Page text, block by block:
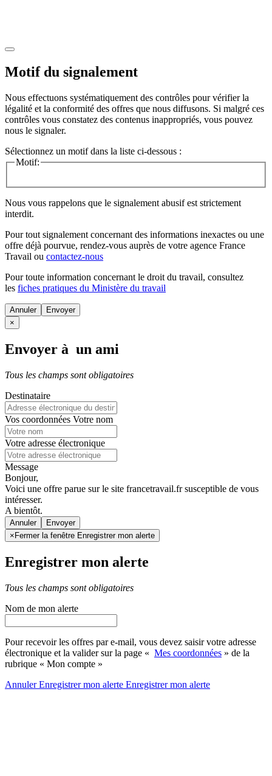
Motif du signalement
Nous effectuons systématiquement des contrôles pour vérifier la
légalité et la conformité des offres que nous diffusons. Si malgré ces
contrôles vous constatez des contenus inappropriés, vous pouvez
nous le signaler.
Sélectionnez un motif dans la liste ci-dessous :
Motif:
Nous vous rappelons que le signalement abusif est strictement
interdit.
Pour tout signalement concernant des informations inexactes ou une
offre déjà pourvue, rendez-vous auprès de votre agence France
Travail ou contactez-nous
Pour toute information concernant le droit du travail, consultez
les fiches pratiques du Ministère du travail
Annuler
×
Envoyer à un ami
Tous les champs sont obligatoires
Destinataire
Vos coordonnées Votre nom
Votre adresse électronique
Message
Bonjour,
Voici une offre parue sur le site francetravail.fr susceptible de vous
intéresser.
A bientôt.
Annuler
× Fermer la fenêtre Enregistrer mon alerte
Enregistrer mon alerte
Tous les champs sont obligatoires
Nom de mon alerte
Pour recevoir les offres par e-mail, vous devez saisir votre adresse
électronique et la valider sur la page « Mes coordonnées » de la
rubrique « Mon compte »
AnnulerEnregistrer mon alerte Enregistrermon alerte